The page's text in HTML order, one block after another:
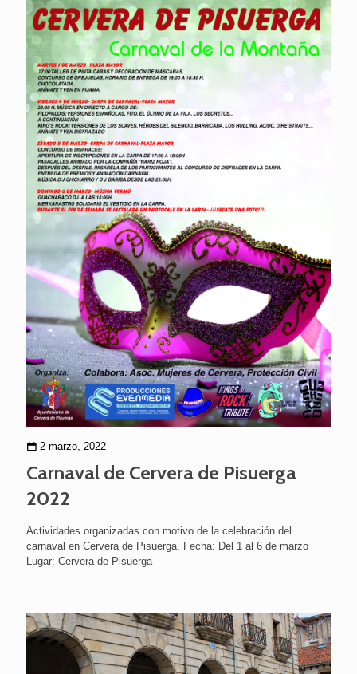
2 marzo, 2022
Carnaval de Cervera de Pisuerga
2022
Actividades organizadas con motivo de la celebración del
carnaval en Cervera de Pisuerga. Fecha: Del 1 al 6 de marzo
Lugar: Cervera de Pisuerga